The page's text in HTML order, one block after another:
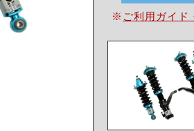
※ ご利用ガイド